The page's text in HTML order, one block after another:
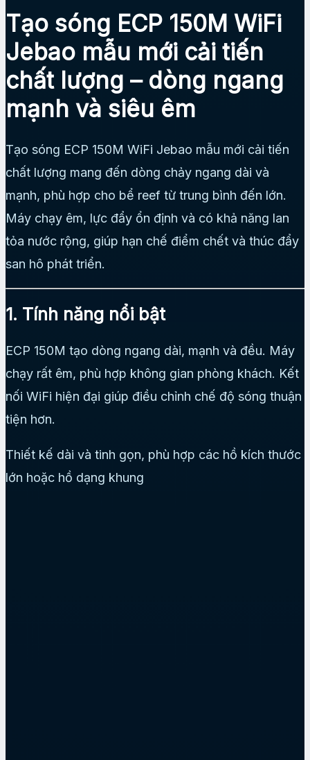
Tạo sóng ECP 150M WiFi
Jebao mẫu mới cải tiến
chất lượng – dòng ngang
mạnh và siêu êm
Tạo sóng ECP 150M WiFi Jebao mẫu mới cải tiến
chất lượng mang đến dòng chảy ngang dài và
mạnh, phù hợp cho bể reef từ trung bình đến lớn.
Máy chạy êm, lực đẩy ổn định và có khả năng lan
tỏa nước rộng, giúp hạn chế điểm chết và thúc đẩy
san hô phát triển.
1. Tính năng nổi bật
ECP 150M tạo dòng ngang dài, mạnh và đều. Máy
chạy rất êm, phù hợp không gian phòng khách. Kết
nối WiFi hiện đại giúp điều chỉnh chế độ sóng thuận
tiện hơn.
Thiết kế dài và tinh gọn, phù hợp các hồ kích thước
lớn hoặc hồ dạng khung